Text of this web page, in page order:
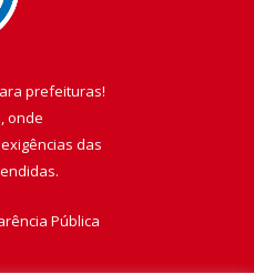
prefeituras!
onde
das
Pública